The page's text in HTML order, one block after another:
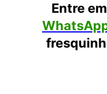
Entre